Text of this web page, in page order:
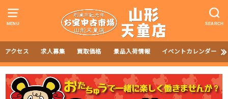
MENU SEARCH
アクセス 求人募集 買取価格 景品入荷情報 イベントカレンダー